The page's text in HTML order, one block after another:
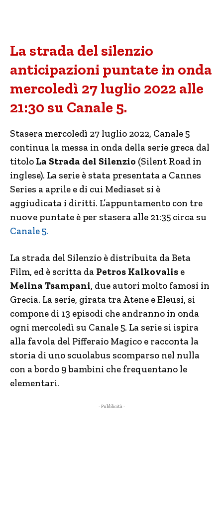
La strada del silenzio
anticipazioni puntate in onda
mercoledì 27 luglio 2022 alle
21:30 su Canale 5.
Stasera mercoledì 27 luglio 2022, Canale 5
continua la messa in onda della serie greca dal
titolo La Strada del Silenzio (Silent Road in
inglese). La serie è stata presentata a Cannes
Series a aprile e di cui Mediaset si è
aggiudicata i diritti. L’appuntamento con tre
nuove puntate è per stasera alle 21:35 circa su
Canale 5.
La strada del Silenzio è distribuita da Beta
Film, ed è scritta da Petros Kalkovalis e
Melina Tsampani, due autori molto famosi in
Grecia. La serie, girata tra Atene e Eleusi, si
compone di 13 episodi che andranno in onda
ogni mercoledì su Canale 5. La serie si ispira
alla favola del Pifferaio Magico e racconta la
storia di uno scuolabus scomparso nel nulla
con a bordo 9 bambini che frequentano le
elementari.
- Pubblicità -